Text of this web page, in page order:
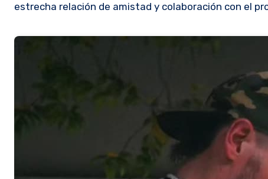
estrecha relación de amistad y colaboración con el